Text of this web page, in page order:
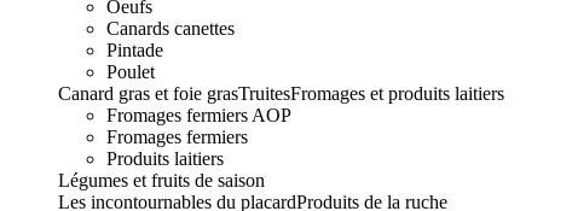
Oeufs
Canards canettes
Pintade
Poulet
Canard gras et foie grasTruitesFromages et produits laitiers
Fromages fermiers AOP
Fromages fermiers
Produits laitiers
Légumes et fruits de saison
Les incontournables du placardProduits de la ruche